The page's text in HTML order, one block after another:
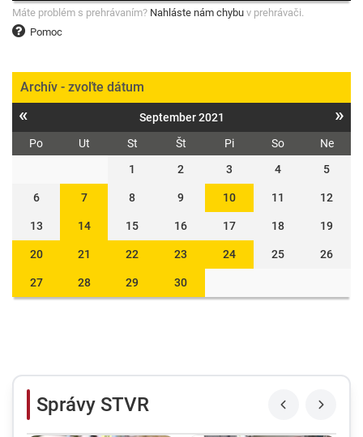
Pomoc
Máte problém s prehrávaním? Nahláste nám chybu v prehrávači.
Archív - zvoľte dátum
« September 2021 »
Po Ut St Št Pi So
Ne
1
2 3 4 5
6 7 8 9 10 11 12
13 14 15 16 17 18 19
20 21 22 23 24 25 26
27 28 29 30
Správy STVR